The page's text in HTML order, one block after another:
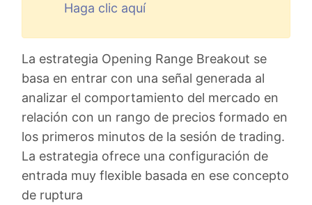
Haga clic aquí
La estrategia Opening Range Breakout se
basa en entrar con una señal generada al
analizar el comportamiento del mercado en
relación con un rango de precios formado en
los primeros minutos de la sesión de trading.
La estrategia ofrece una configuración de
entrada muy flexible basada en ese concepto
de ruptura